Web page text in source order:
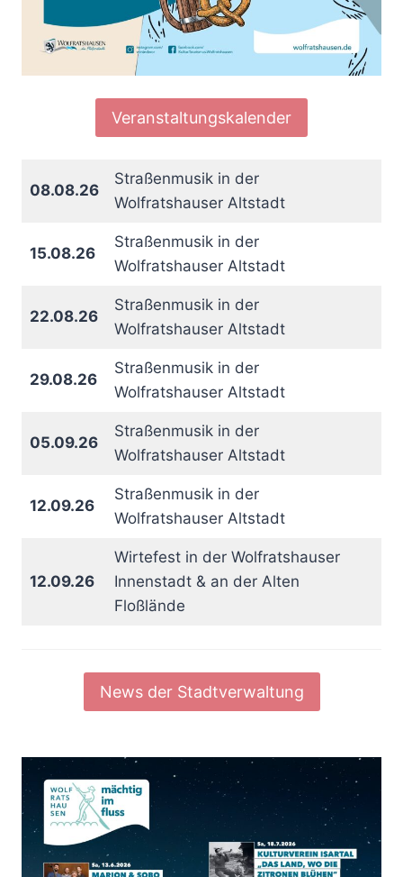
Veranstaltungskalender
08.08.26
Straßenmusik in der
Wolfratshauser Altstadt
15.08.26
Straßenmusik in der
Wolfratshauser Altstadt
22.08.26
Straßenmusik in der
Wolfratshauser Altstadt
29.08.26
Straßenmusik in der
Wolfratshauser Altstadt
05.09.26
Straßenmusik in der
Wolfratshauser Altstadt
12.09.26
Straßenmusik in der
Wolfratshauser Altstadt
12.09.26
Wirtefest in der Wolfratshauser
Innenstadt & an der Alten
Floßlände
News der Stadtverwaltung